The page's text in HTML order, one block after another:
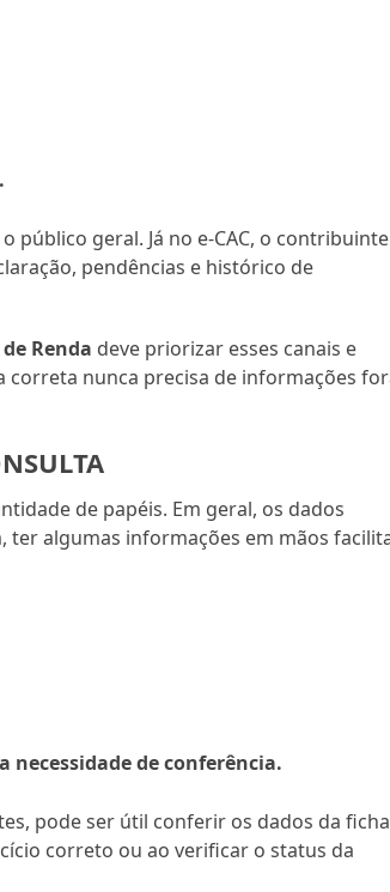
público geral. Já no e-CAC, o contribuinte
pendências e histórico de
Renda deve priorizar esses canais e
correta nunca precisa de informações
de papéis. Em geral, os dados
ter algumas informações em mãos
necessidade de conferência.
pode ser útil conferir os dados da ficha
correto ou ao verificar o status da